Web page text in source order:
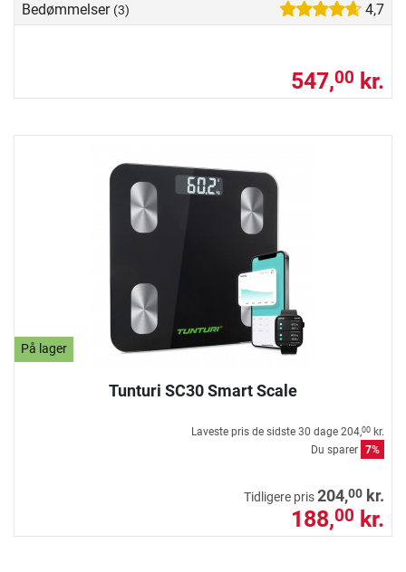
Bedømmelser (3) 4,7
547,00 kr.
På lager
Tunturi SC30 Smart Scale
Laveste pris de sidste 30 dage 204,00 kr.
Du sparer 7%
Tidligere pris204,00 kr.
188,00 kr.